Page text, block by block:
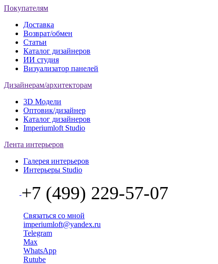
Покупателям
Доставка
Возврат/обмен
Статьи
Каталог дизайнеров
ИИ студия
Визуализатор панелей
Дизайнерам/архитекторам
3D Модели
Оптовик/дизайнер
Каталог дизайнеров
Imperiumloft Studio
Лента интерьеров
Галерея интерьеров
Интерьеры Studio
+7 (499) 229-57-07
Связаться со мной
imperiumloft@yandex.ru
Telegram
Max
WhatsApp
Rutube